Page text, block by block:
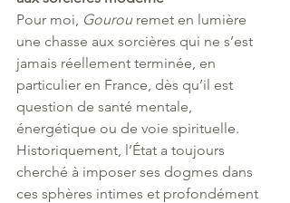
Pour moi, Gourou remet en lumière
une chasse aux sorcières qui ne s’est
jamais réellement terminée, en
particulier en France, dès qu’il est
question de santé mentale,
énergétique ou de voie spirituelle.
Historiquement, l’État a toujours
cherché à imposer ses dogmes dans
ces sphères intimes et profondément